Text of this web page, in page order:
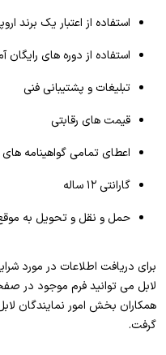
استفاده از اعتبار یک برند
استفاده از دوره های
تبلیغات و پشتیبانی فنی
قیمت های رقابتی
اعطای تمامی گواهینامه های
گارانتی ۱۲ ساله
حمل و نقل و تحویل به
برای دریافت اطلاعات در مورد
لابل می توانید فرم موجود در
همکاران بخش امور نمایندگان
گرفت.